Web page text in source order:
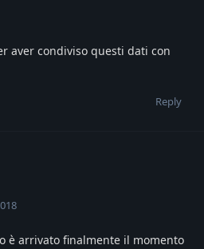
aver condiviso questi dati con
Reply
è arrivato finalmente il momento